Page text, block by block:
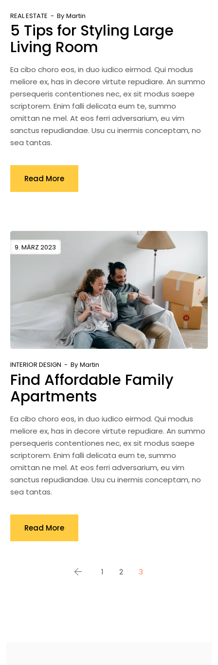
REAL ESTATE By Martin
5 Tips for Styling Large
Living Room
Ea cibo choro eos, in duo iudico eirmod. Qui modus
meliore ex, has in decore virtute repudiare. An summo
persequeris contentiones nec, ex sit modus saepe
scriptorem. Enim falli delicata eum te, summo
omittan ne mel. At eos ferri adversarium, eu vim
sanctus repudiandae. Usu cu inermis conceptam, no
sea tantas.
Read More
9. MÄRZ 2023
INTERIOR DESIGN By Martin
Find Affordable Family
Apartments
Ea cibo choro eos, in duo iudico eirmod. Qui modus
meliore ex, has in decore virtute repudiare. An summo
persequeris contentiones nec, ex sit modus saepe
scriptorem. Enim falli delicata eum te, summo
omittan ne mel. At eos ferri adversarium, eu vim
sanctus repudiandae. Usu cu inermis conceptam, no
sea tantas.
Read More
Seitennummerierung
1 2 3